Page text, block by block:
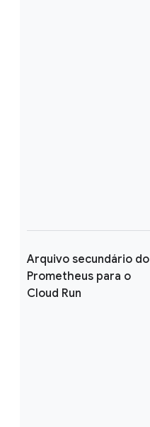
Arquivo secundário do
Prometheus para o
Cloud Run